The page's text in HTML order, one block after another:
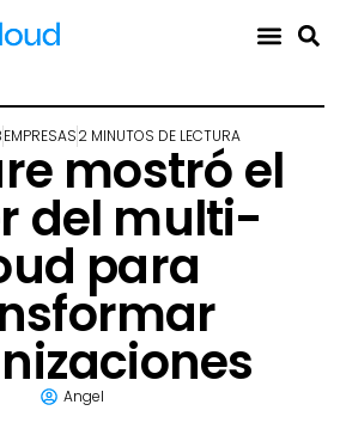
EMPRESAS2 MINUTOS DE LECTURA
mostró el
del multi-
para
Angel